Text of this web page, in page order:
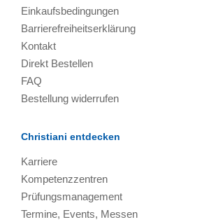
Einkaufsbedingungen
Barrierefreiheitserklärung
Kontakt
Direkt Bestellen
FAQ
Bestellung widerrufen
Christiani entdecken
Karriere
Kompetenzzentren
Prüfungsmanagement
Termine, Events, Messen